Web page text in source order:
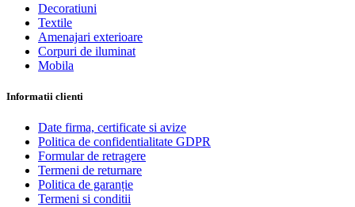
Decoratiuni
Textile
Amenajari exterioare
Corpuri de iluminat
Mobila
Informatii clienti
Date firma, certificate si avize
Politica de confidentialitate GDPR
Formular de retragere
Termeni de returnare
Politica de garanție
Termeni si conditii